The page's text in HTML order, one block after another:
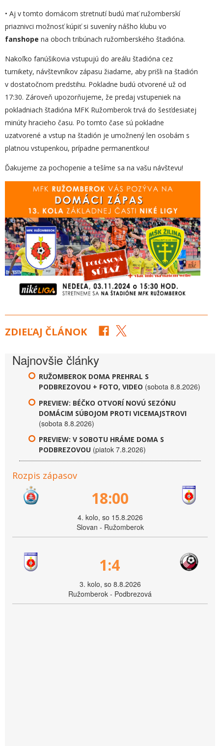
• Aj v tomto domácom stretnutí budú mať ružomberskí
priaznivci možnosť kúpiť si suveníry nášho klubu vo
fanshope na oboch tribúnach ružomberského štadióna.
Nakoľko fanúšikovia vstupujú do areálu štadióna cez
turnikety, návštevníkov zápasu žiadame, aby prišli na štadión
v dostatočnom predstihu. Pokladne budú otvorené už od
17:30. Zároveň upozorňujeme, že predaj vstupeniek na
pokladniach štadióna MFK Ružomberok trvá do šesťdesiatej
minúty hracieho času. Po tomto čase sú pokladne
uzatvorené a vstup na štadión je umožnený len osobám s
platnou vstupenkou, prípadne permanentkou!
Ďakujeme za pochopenie a tešíme sa na vašu návštevu!
ZDIEĽAJ ČLÁNOK
Najnovšie články
RUŽOMBEROK DOMA PREHRAL S
PODBREZOVOU + FOTO, VIDEO (sobota 8.8.2026)
PREVIEW: BÉČKO OTVORÍ NOVÚ SEZÓNU
DOMÁCIM SÚBOJOM PROTI VICEMAJSTROVI
(sobota 8.8.2026)
PREVIEW: V SOBOTU HRÁME DOMA S
PODBREZOVOU (piatok 7.8.2026)
Rozpis zápasov
18:00
4. kolo, so 15.8.2026
Slovan - Ružomberok
1:4
3. kolo, so 8.8.2026
Ružomberok - Podbrezová